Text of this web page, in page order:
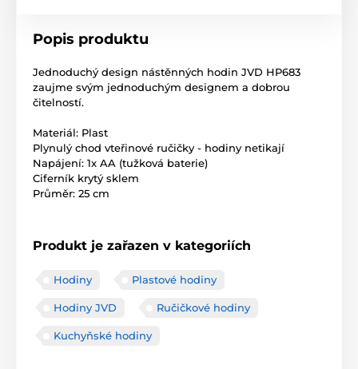
Popis produktu
Jednoduchý design nástěnných hodin JVD HP683
zaujme svým jednoduchým designem a dobrou
čitelností.
Materiál: Plast
Plynulý chod vteřinové ručičky - hodiny netikají
Napájení: 1x AA (tužková baterie)
Ciferník krytý sklem
Průměr: 25 cm
Produkt je zařazen v kategoriích
Hodiny Plastové hodiny
Hodiny JVD Ručičkové hodiny
Kuchyňské hodiny